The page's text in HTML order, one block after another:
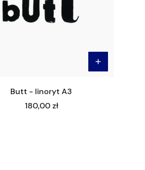
Butt - linoryt A3
Cena
180,00 zł